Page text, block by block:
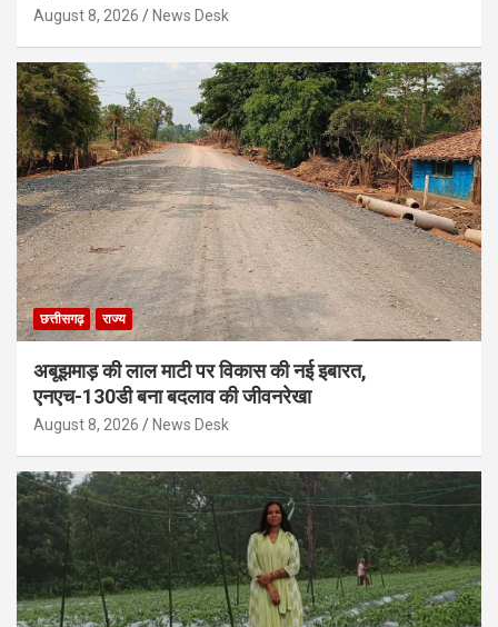
August 8, 2026 News Desk
छत्तीसगढ़ राज्य
अबूझमाड़ की लाल माटी पर विकास की नई इबारत,
एनएच-130डी बना बदलाव की जीवनरेखा
August 8, 2026 News Desk